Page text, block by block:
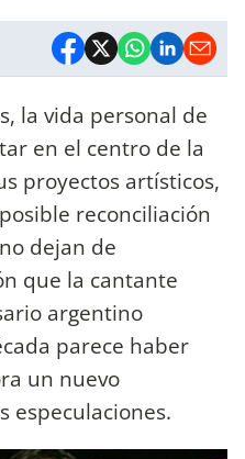
la vida personal de
en el centro de la
proyectos artísticos,
reconciliación
no dejan de
que la cantante
argentino
parece haber
un nuevo
especulaciones.